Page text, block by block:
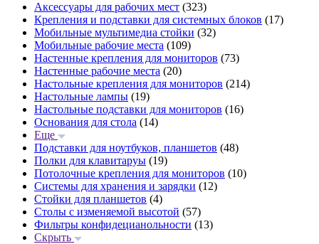
Аксессуары для рабочих мест (323)
Крепления и подставки для системных блоков (17)
Мобильные мультимедиа стойки (32)
Мобильные рабочие места (109)
Настенные крепления для мониторов (73)
Настенные рабочие места (20)
Настольные крепления для мониторов (214)
Настольные лампы (19)
Настольные подставки для мониторов (16)
Основания для стола (14)
Еще
Подставки для ноутбуков, планшетов (48)
Полки для клавитаруы (19)
Потолочные крепления для мониторов (10)
Системы для хранения и зарядки (12)
Стойки для планшетов (4)
Столы с изменяемой высотой (57)
Фильтры конфидецианольности (13)
Скрыть